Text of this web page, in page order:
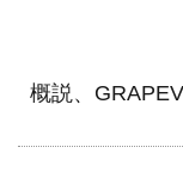
概説、